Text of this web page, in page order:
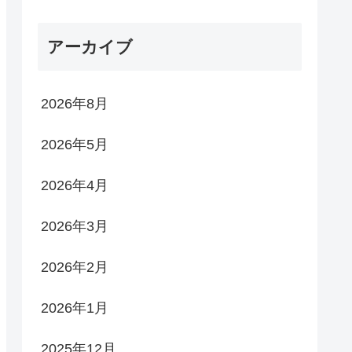
アーカイブ
2026年8月
2026年5月
2026年4月
2026年3月
2026年2月
2026年1月
2025年12月